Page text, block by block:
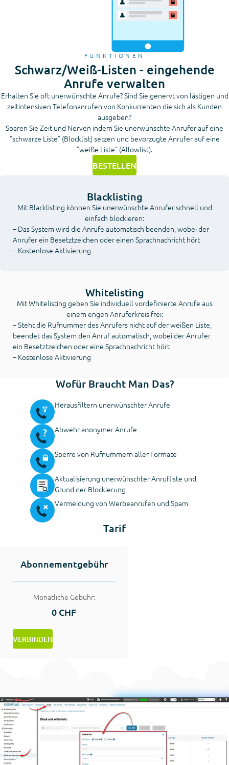
FUNKTIONEN
Schwarz/Weiß-Listen - eingehende
Anrufe verwalten
Erhalten Sie oft unerwünschte Anrufe? Sind Sie genervt von lästigen und
zeitintensiven Telefonanrufen von Konkurrenten die sich als Kunden
ausgeben?
Sparen Sie Zeit und Nerven indem Sie unerwünschte Anrufer auf eine
"schwarze Liste" (Blocklist) setzen und bevorzugte Anrufer auf eine
"weiße Liste" (Allowlist).
BESTELLEN
Blacklisting
Mit Blacklisting können Sie unerwünschte Anrufer schnell und
einfach blockieren:
– Das System wird die Anrufe automatisch beenden, wobei der
Anrufer ein Besetztzeichen oder einen Sprachnachricht hört
– Kostenlose Aktivierung
Whitelisting
Mit Whitelisting geben Sie individuell vordefinierte Anrufe aus
einem engen Anruferkreis frei:
– Steht die Rufnummer des Anrufers nicht auf der weißen Liste,
beendet das System den Anruf automatisch, wobei der Anrufer
ein Besetztzeichen oder eine Sprachnachricht hört
– Kostenlose Aktivierung
Wofür Braucht Man Das?
Herausfiltern unerwünschter Anrufe
Abwehr anonymer Anrufe
Sperre von Rufnummern aller Formate
Aktualisierung unerwünschter Anrufliste und
Grund der Blockierung
Vermeidung von Werbeanrufen und Spam
Tarif
Abonnementgebühr
Monatliche Gebühr:
0 CHF
VERBINDEN